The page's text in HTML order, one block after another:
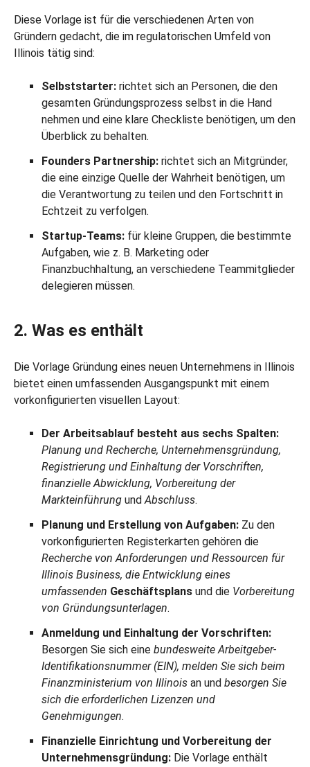
Diese Vorlage ist für die verschiedenen Arten von
Gründern gedacht, die im regulatorischen Umfeld von
Illinois tätig sind:
Selbststarter: richtet sich an Personen, die den
gesamten Gründungsprozess selbst in die Hand
nehmen und eine klare Checkliste benötigen, um den
Überblick zu behalten.
Founders Partnership: richtet sich an Mitgründer,
die eine einzige Quelle der Wahrheit benötigen, um
die Verantwortung zu teilen und den Fortschritt in
Echtzeit zu verfolgen.
Startup-Teams: für kleine Gruppen, die bestimmte
Aufgaben, wie z. B. Marketing oder
Finanzbuchhaltung, an verschiedene Teammitglieder
delegieren müssen.
2. Was es enthält
Die Vorlage Gründung eines neuen Unternehmens in Illinois
bietet einen umfassenden Ausgangspunkt mit einem
vorkonfigurierten visuellen Layout:
Der Arbeitsablauf besteht aus sechs Spalten:
Planung und Recherche, Unternehmensgründung,
Registrierung und Einhaltung der Vorschriften,
finanzielle Abwicklung, Vorbereitung der
Markteinführung undAbschluss.
Planung und Erstellung von Aufgaben: Zu den
vorkonfigurierten Registerkarten gehören die
Recherche von Anforderungen und Ressourcen für
Illinois Business, die Entwicklung eines
umfassenden Geschäftsplans und die Vorbereitung
von Gründungsunterlagen.
Anmeldung und Einhaltung der Vorschriften:
Besorgen Sie sich eine bundesweite Arbeitgeber-
Identifikationsnummer (EIN), melden Sie sich beim
Finanzministerium von Illinois an und besorgen Sie
sich die erforderlichen Lizenzen und
Genehmigungen.
Finanzielle Einrichtung und Vorbereitung der
Unternehmensgründung: Die Vorlage enthält